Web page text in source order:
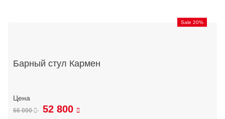
Sale 20%
Барный стул Кармен
66 000 52 800